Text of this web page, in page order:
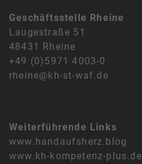
Geschäftsstelle Rheine
Laugestraße 51
48431 Rheine
+49 (0)5971 4003-0
rheine@kh-st-waf.de
Weiterführende Links
www.handaufsherz.blog
www.kh-kompetenz-plus.de